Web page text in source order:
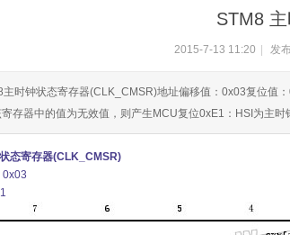
STM8
2015-7-13 11:20 发
主时钟状态寄存器(CLK_CMSR)地址偏移值：0x03复位值
存器中的值为无效值，则产生MCU复位0xE1：HSI为主时
态寄存器(CLK_CMSR)
0x03